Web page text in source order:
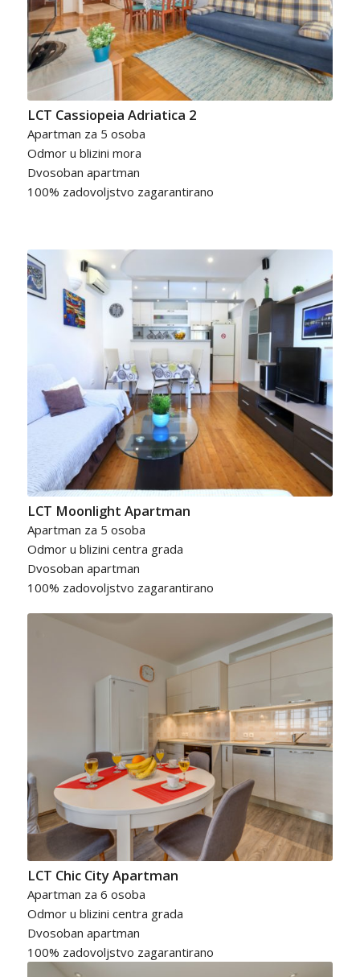
LCT Cassiopeia Adriatica 2
Apartman za 5 osoba
Odmor u blizini mora
Dvosoban apartman
100% zadovoljstvo zagarantirano
LCT Moonlight Apartman
Apartman za 5 osoba
Odmor u blizini centra grada
Dvosoban apartman
100% zadovoljstvo zagarantirano
LCT Chic City Apartman
Apartman za 6 osoba
Odmor u blizini centra grada
Dvosoban apartman
100% zadovoljstvo zagarantirano